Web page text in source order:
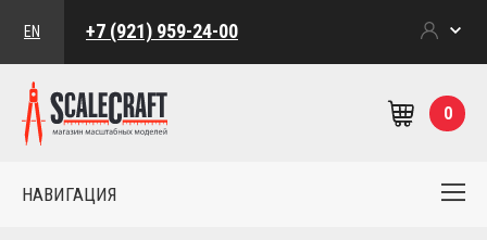
EN +7 (921) 959-24-00
0
НАВИГАЦИЯ